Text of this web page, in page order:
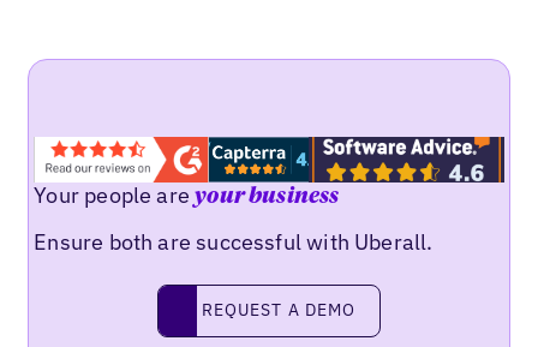
Your people areyour business
Ensure both are successful with Uberall.
request a demo
REQUEST A DEMO